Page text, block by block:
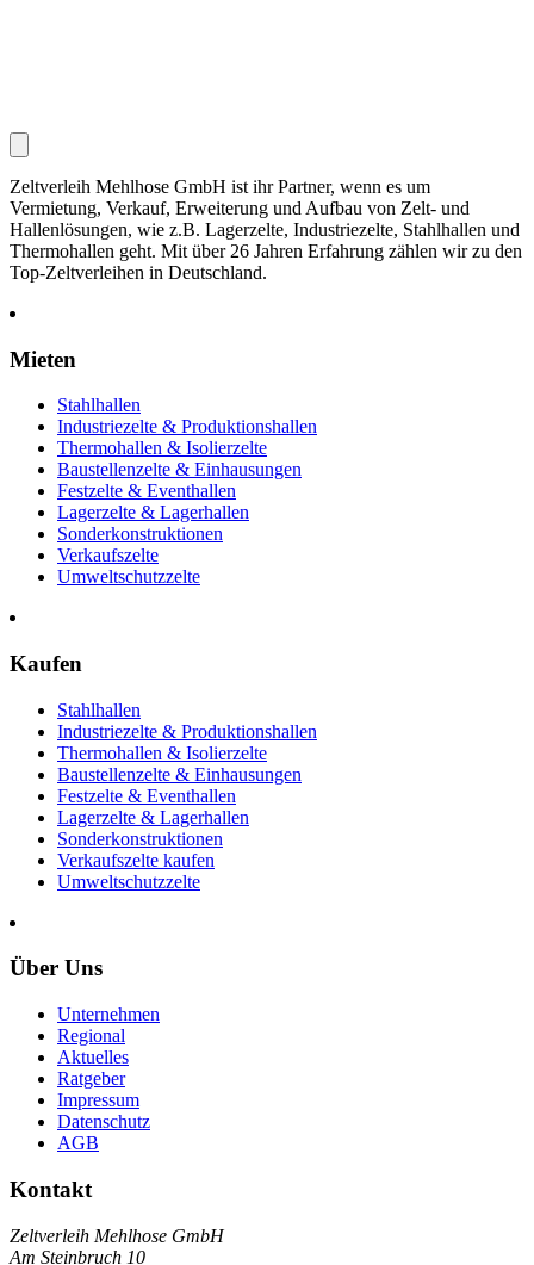
Zeltverleih Mehlhose GmbH ist ihr Partner, wenn es um
Vermietung, Verkauf, Erweiterung und Aufbau von Zelt- und
Hallenlösungen, wie z.B. Lagerzelte, Industriezelte, Stahlhallen und
Thermohallen geht. Mit über 26 Jahren Erfahrung zählen wir zu den
Top-Zeltverleihen in Deutschland.
Mieten
Stahlhallen
Industriezelte & Produktionshallen
Thermohallen & Isolierzelte
Baustellenzelte & Einhausungen
Festzelte & Eventhallen
Lagerzelte & Lagerhallen
Sonderkonstruktionen
Verkaufszelte
Umweltschutzzelte
Kaufen
Stahlhallen
Industriezelte & Produktionshallen
Thermohallen & Isolierzelte
Baustellenzelte & Einhausungen
Festzelte & Eventhallen
Lagerzelte & Lagerhallen
Sonderkonstruktionen
Verkaufszelte kaufen
Umweltschutzzelte
Über Uns
Unternehmen
Regional
Aktuelles
Ratgeber
Impressum
Datenschutz
AGB
Kontakt
Zeltverleih Mehlhose GmbH
Am Steinbruch 10